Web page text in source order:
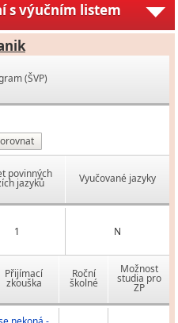
s výučním listem
(ŠVP)
povinných
jazyků Vyučované jazyky
1 N
Přijímací
zkouška
Roční
školné
Možnost
studia pro
ZP